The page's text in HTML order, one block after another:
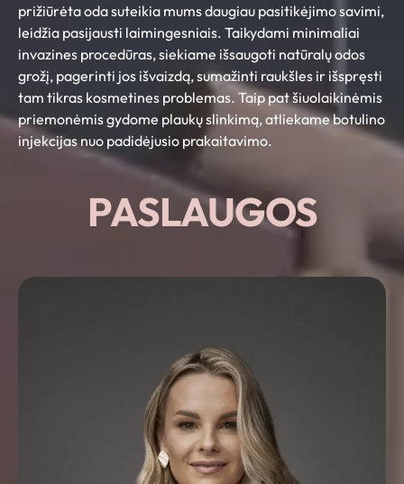
prižiūrėta oda suteikia mums daugiau pasitikėjimo savimi,
leidžia pasijausti laimingesniais. Taikydami minimaliai
invazines procedūras, siekiame išsaugoti natūralų odos
grožį, pagerinti jos išvaizdą, sumažinti raukšles ir išspręsti
tam tikras kosmetines problemas. Taip pat šiuolaikinėmis
priemonėmis gydome plaukų slinkimą, atliekame botulino
injekcijas nuo padidėjusio prakaitavimo.
PASLAUGOS